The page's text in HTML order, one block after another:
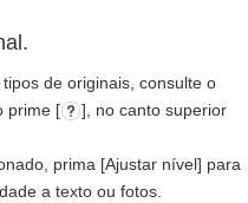
de originais, consulte o
prime [
], no canto superior
prima [Ajustar nível] para
a texto ou fotos.